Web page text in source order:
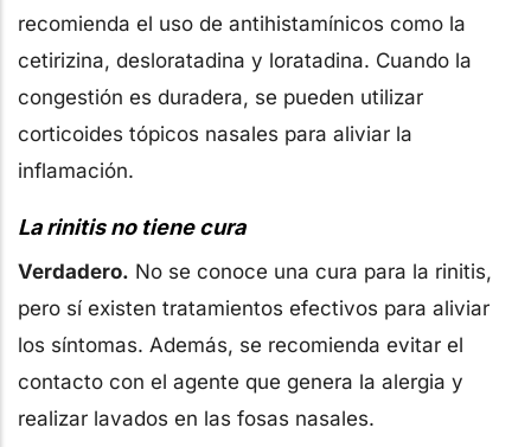
recomienda el uso de antihistamínicos como la
cetirizina, desloratadina y loratadina. Cuando la
congestión es duradera, se pueden utilizar
corticoides tópicos nasales para aliviar la
inflamación.
La rinitis no tiene cura
Verdadero. No se conoce una cura para la rinitis,
pero sí existen tratamientos efectivos para aliviar
los síntomas. Además, se recomienda evitar el
contacto con el agente que genera la alergia y
realizar lavados en las fosas nasales.